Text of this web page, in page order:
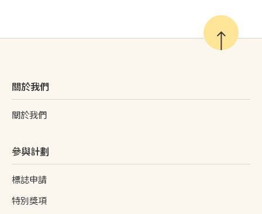
關於我們
關於我們
參與計劃
標誌申請
特別獎項